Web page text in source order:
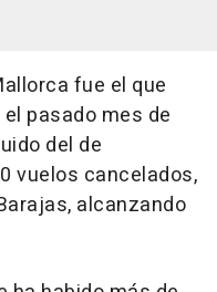
fue el que
pasado mes de
del de
vuelos cancelados,
alcanzando